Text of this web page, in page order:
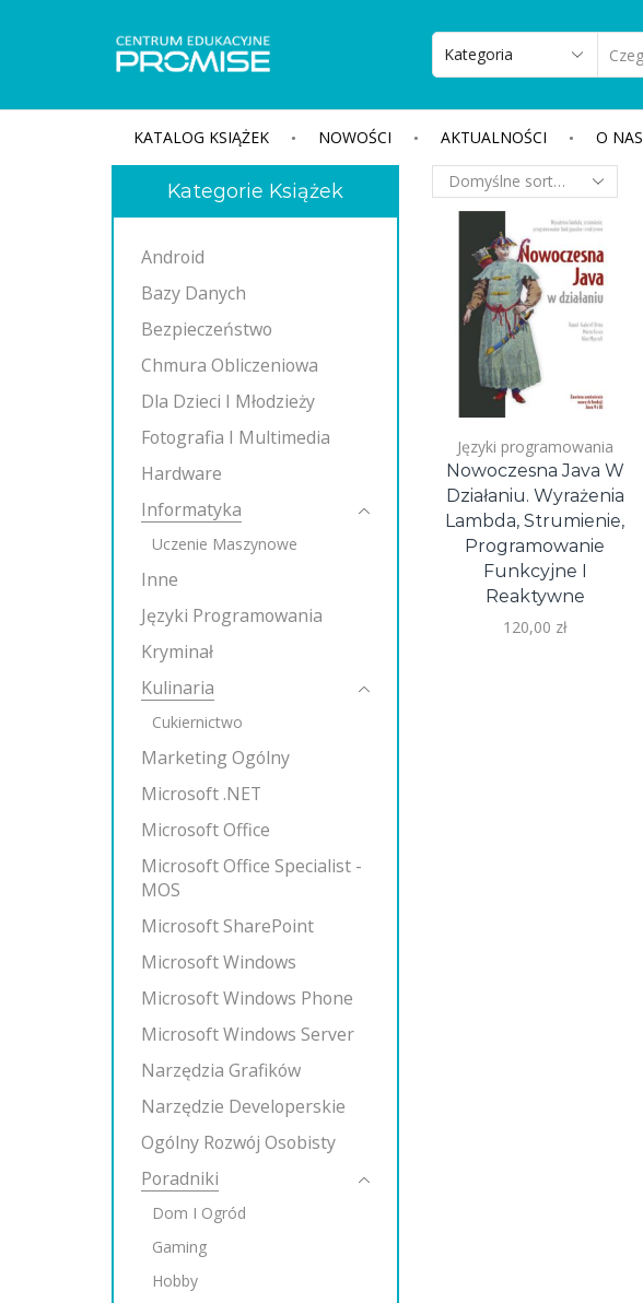
KATALOG KSIĄŻEK NOWOŚCI AKTUALNOŚCI O NAS
Języki programowania
Nowoczesna Java W
Działaniu. Wyrażenia
Lambda, Strumienie,
Programowanie
Funkcyjne I
Reaktywne
120,00 zł
Kategorie Książek
Android
Bazy Danych
Bezpieczeństwo
Chmura Obliczeniowa
Dla Dzieci I Młodzieży
Fotografia I Multimedia
Hardware
Informatyka
Uczenie Maszynowe
Inne
Języki Programowania
Kryminał
Kulinaria
Cukiernictwo
Marketing Ogólny
Microsoft .NET
Microsoft Office
Microsoft Office Specialist -
MOS
Microsoft SharePoint
Microsoft Windows
Microsoft Windows Phone
Microsoft Windows Server
Narzędzia Grafików
Narzędzie Developerskie
Ogólny Rozwój Osobisty
Poradniki
Dom I Ogród
Gaming
Hobby